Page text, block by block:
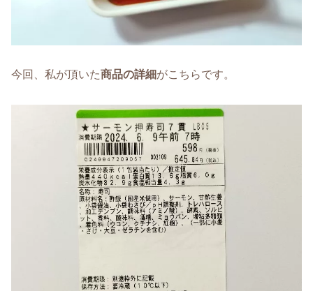
今回、私が頂いた商品の詳細がこちらです。